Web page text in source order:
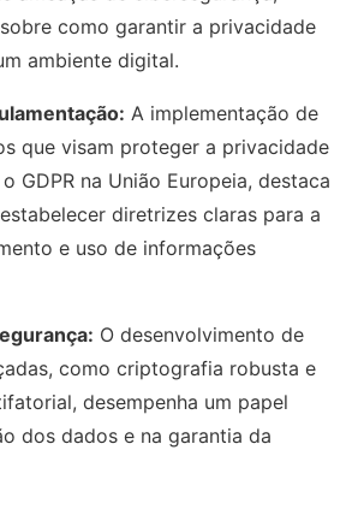
como garantir a privacidade
ambiente digital.
A implementação de
que visam proteger a privacidade
GDPR na União Europeia, destaca
diretrizes claras para a
e uso de informações
O desenvolvimento de
como criptografia robusta e
desempenha um papel
dos dados e na garantia da